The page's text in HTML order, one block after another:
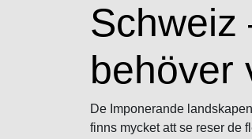
Schweiz
behöver
De Imponerande
finns mycket att se reser de